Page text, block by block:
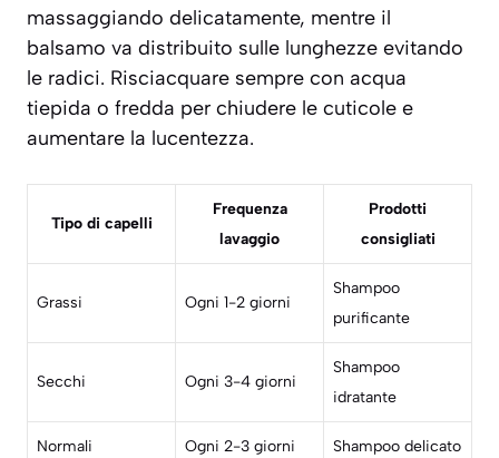
massaggiando delicatamente, mentre il
balsamo va distribuito sulle lunghezze evitando
le radici. Risciacquare sempre con acqua
tiepida o fredda per chiudere le cuticole e
aumentare la lucentezza.
Tipo di capelli
Frequenza
lavaggio
Prodotti
consigliati
Grassi Ogni 1-2 giorni
Shampoo
purificante
Secchi Ogni 3-4 giorni
Shampoo
idratante
Normali Ogni 2-3 giorni Shampoo delicato